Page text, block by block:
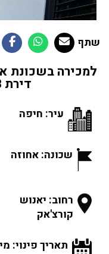
למכירה בשכונת
דירת 3 חדרים חדשה
עיר: חיפה
שכונה: אחוזה
רחוב: יאנוש
קורצ'אק
תאריך פינוי:
שתף